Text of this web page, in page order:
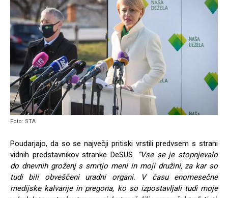
Foto: STA
Poudarjajo, da so se največji pritiski vrstili predvsem s strani
vidnih predstavnikov stranke DeSUS.
“Vse se je stopnjevalo
do dnevnih groženj s smrtjo meni in moji družini, za kar so
tudi bili obveščeni uradni organi. V času enomesečne
medijske kalvarije in pregona, ko so izpostavljali tudi moje